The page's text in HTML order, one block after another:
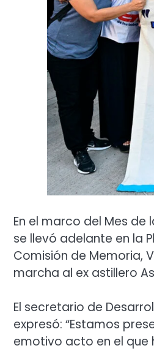
En el marco del Mes
se llevó adelante en la
Comisión de Memoria,
marcha al ex astillero
El secretario de
expresó: “Estamos
emotivo acto en el que